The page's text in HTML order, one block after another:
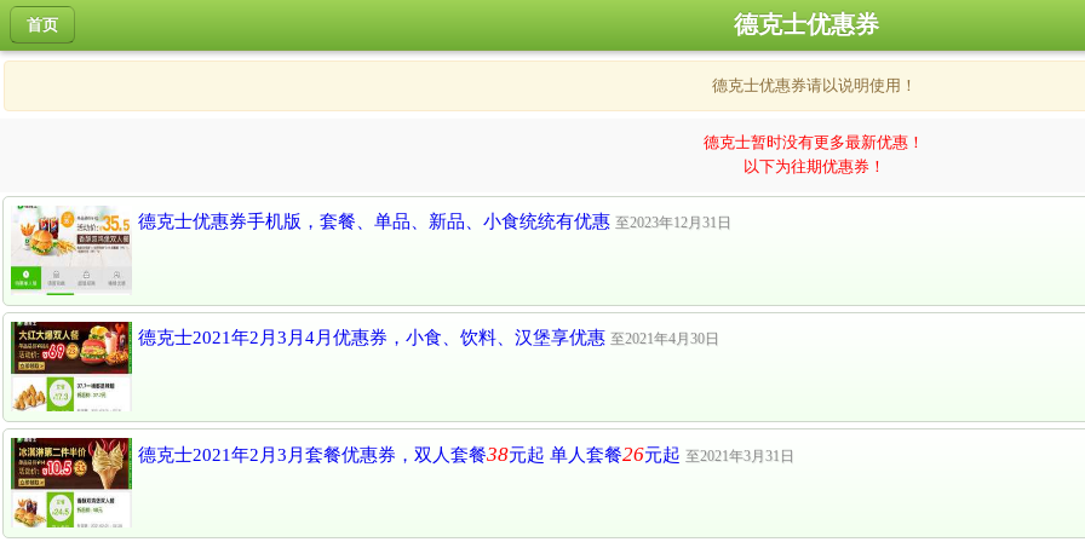
首页 德克士优惠券
德克士优惠券请以说明使用！
德克士暂时没有更多最新优惠！
以下为往期优惠券！
德克士优惠券手机版，套餐、单品、新品、小食统统有优惠 至2023年12月31日
德克士2021年2月3月4月优惠券，小食、饮料、汉堡享优惠 至2021年4月30日
德克士2021年2月3月套餐优惠券，双人套餐38元起 单人套餐26元起 至2021年3月31日